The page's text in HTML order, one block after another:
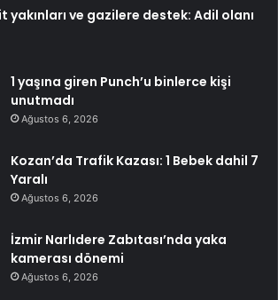
yakınları ve gazilere destek: Adil olanı
1 yaşına giren Punch’u binlerce kişi
unutmadı
Ağustos 6, 2026
Kozan’da Trafik Kazası: 1 Bebek dahil 7
Yaralı
Ağustos 6, 2026
İzmir Narlıdere Zabıtası’nda yaka
kamerası dönemi
Ağustos 6, 2026